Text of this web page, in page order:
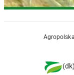
Agropolska